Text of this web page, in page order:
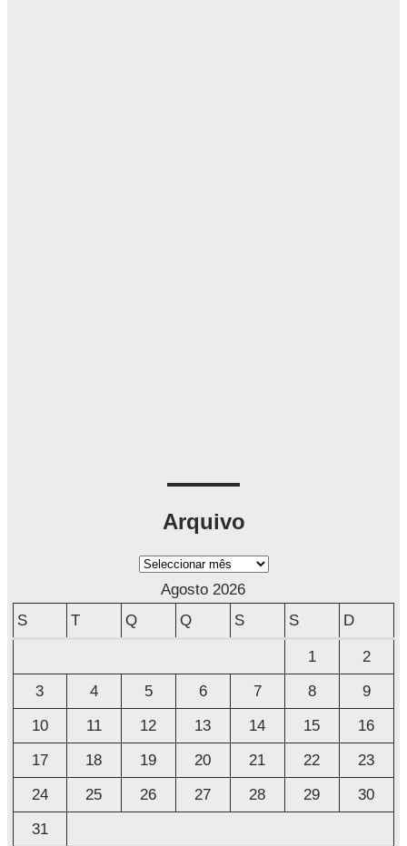
Arquivo
A
v
o
Agosto 2026
S
T Q Q S S D
1
2
3
4 5 6 7 8
9
10
11 12 13 14 15
16
17
18 19 20 21 22
23
24
25 26 27 28 29
30
31